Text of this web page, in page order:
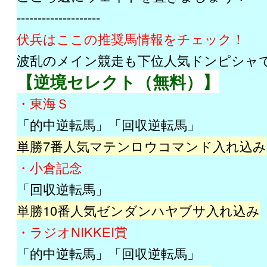
--------------------
伏兵はここの推奨馬情報をチェック！
波乱のメイン競走も下位人気ドンピシャ
【逆境セレクト（無料）】
・東海Ｓ
「的中逆転馬」「回収逆転馬」
単勝7番人気マテンロウコマンド入れ込み
・小倉記念
「回収逆転馬」
単勝10番人気ゼンダンハヤブサ入れ込み
・ラジオNIKKEI賞
「的中逆転馬」「回収逆転馬」